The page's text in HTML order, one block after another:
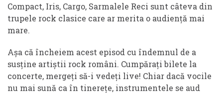
Compact, Iris, Cargo, Sarmalele Reci sunt câteva din
trupele rock clasice care ar merita o audiență mai
mare.
Așa că încheiem acest episod cu îndemnul de a
susține artiștii rock români. Cumpărați bilete la
concerte, mergeți să-i vedeți live! Chiar dacă vocile
nu mai sună ca în tinerețe, instrumentele se aud